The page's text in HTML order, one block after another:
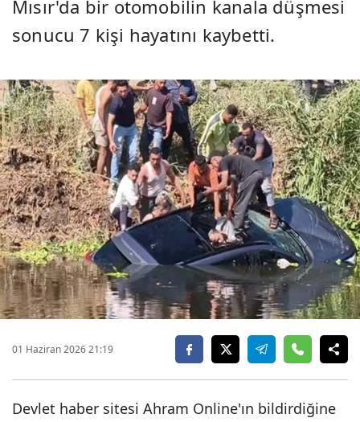
Mısır'da bir otomobilin kanala düşmesi
sonucu 7 kişi hayatını kaybetti.
01 Haziran 2026 21:19
Devlet haber sitesi Ahram Online'ın bildirdiğine